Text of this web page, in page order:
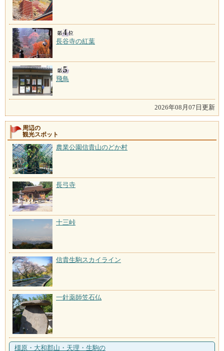
長谷寺の紅葉
飛鳥
2026年08月07日更新
周辺の
観光スポット
農業公園信貴山のどか村
長弓寺
十三峠
信貴生駒スカイライン
一針薬師笠石仏
橿原・大和郡山・天理・生駒の